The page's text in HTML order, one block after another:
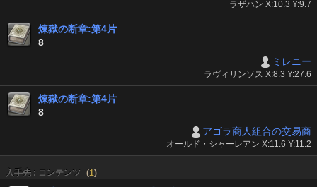
ラザハン X:10.3 Y:9.7
煉獄の断章:第4片
8
ミレニー
ラヴィリンソス X:8.3 Y:27.6
煉獄の断章:第4片
8
アゴラ商人組合の交易商
オールド・シャーレアン X:11.6 Y:11.2
入手先 : コンテンツ (1)